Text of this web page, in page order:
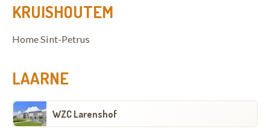
KRUISHOUTEM
Home Sint-Petrus
LAARNE
WZC Larenshof